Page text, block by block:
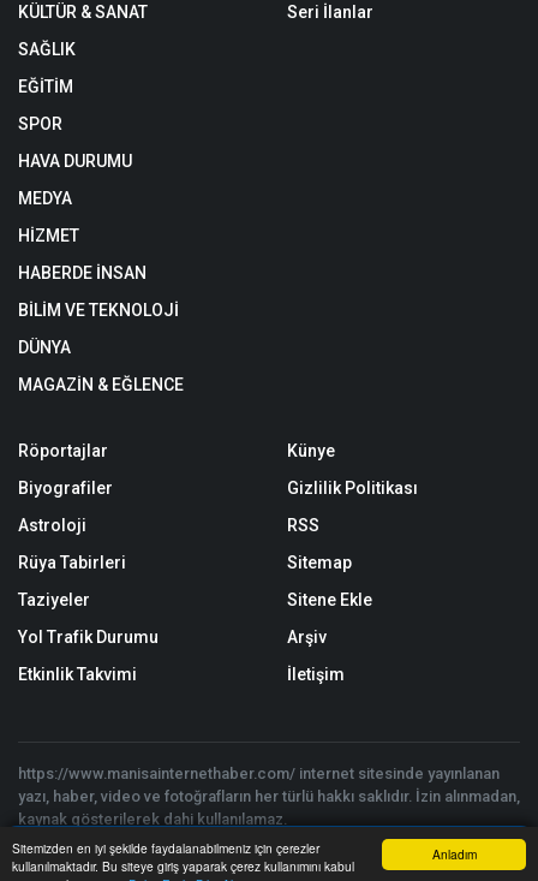
Anladım
Sitemizden en iyi şekilde faydalanabilmeniz için çerezler
kullanılmaktadır. Bu siteye giriş yaparak çerez kullanımını kabul
KÜLTÜR & SANAT
SAĞLIK
EĞİTİM
SPOR
HAVA DURUMU
MEDYA
HİZMET
HABERDE İNSAN
BİLİM VE TEKNOLOJİ
DÜNYA
MAGAZİN & EĞLENCE
Seri İlanlar
Röportajlar
Biyografiler
Astroloji
Rüya Tabirleri
Taziyeler
Yol Trafik Durumu
Etkinlik Takvimi
Künye
Gizlilik Politikası
RSS
Sitemap
Sitene Ekle
Arşiv
İletişim
https://www.manisainternethaber.com/ internet sitesinde yayınlanan
yazı, haber, video ve fotoğrafların her türlü hakkı saklıdır. İzin alınmadan,
kaynak gösterilerek dahi kullanılamaz.
Copyright © 2026 Manisa İnternet Haber 2025 - Tüm hakları saklıdır. |
Yazılım:Onemsoft Haber Yazılımı